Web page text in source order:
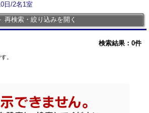
日/2名1室
再検索・絞り込みを開く
検索結果： 0件
。